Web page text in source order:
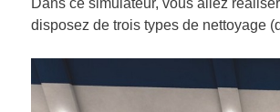
disposez de trois types de nettoyage